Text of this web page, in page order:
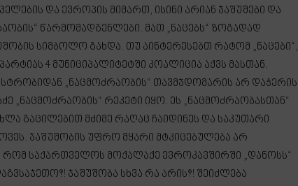
და ევროპის მიმართ, ისინი არიან ჯაშუშები და
წარმომადგენლები. მათ „ნაცებს“ ზოგადად
სიმბოლო გახდა. თუ აინტერესებთ რატომ „ნაცები“,
4 მუნიციპალიტეტში კოალიცია აქვს მასთან.
„ნაცმოძრაობის“ თავმჯდომარის არ დაჭერის
„ნაცმოძრაობის“ რეკეტი იყო. ეს „ნაცმოძრაობასთან“
გაცილებით მძიმე რაღაც ჩაიდინეს და საკუთარი
ჯაშუშობის უფრო მყარი მტკიცებულება არ
რომ საქართველოს მოქალაქე ევროკავშირში „დანოსს“
ჯაშუშობა სხვა რა არის?! შეიძლება